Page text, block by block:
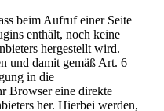
beim Aufruf einer Seite
enthält, noch keine
hergestellt wird.
und damit gemäß Art. 6
in die
Browser eine direkte
her. Hierbei werden,